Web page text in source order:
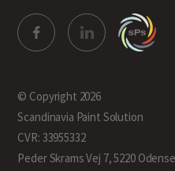
© Copyright 2026
Scandinavia Paint Solution
CVR: 33955332
Peder Skrams Vej 7, 5220